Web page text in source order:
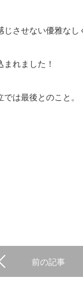
じさせない優雅なし
れました！
は最後とのこと。
前の記事